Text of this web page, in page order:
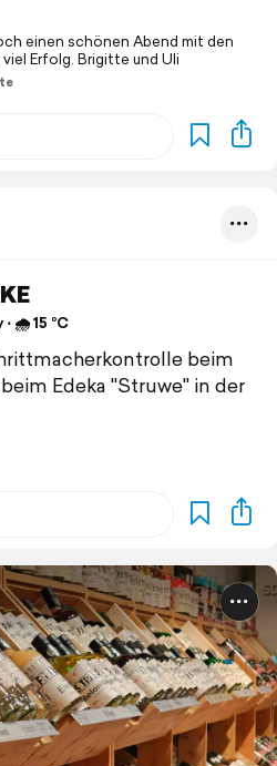
einen schönen Abend mit den
Erfolg. Brigitte und Uli
🌧 15 °C
beim
Edeka "Struwe" in der